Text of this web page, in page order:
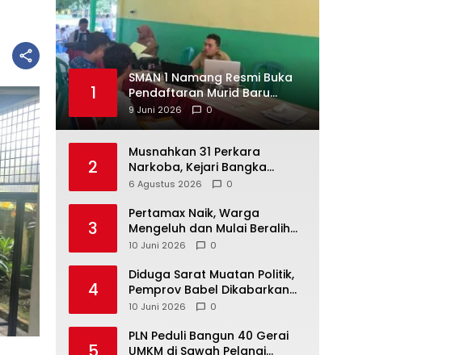
1
SMAN 1 Namang Resmi Buka
Pendaftaran Murid Baru
2026/2027
9 Juni 2026 0
2
Musnahkan 31 Perkara
Narkoba, Kejari Bangka
Tengah Tegaskan Komitmen
Tuntas
6 Agustus 2026 0
3
‎Pertamax Naik, Warga
Mengeluh dan Mulai Beralih
ke Pertalite Meski Harus Antre
10 Juni 2026 0
4
‎Diduga Sarat Muatan Politik,
Pemprov Babel Dikabarkan
Lakukan Rotasi Besar-
10 Juni 2026 0
‎PLN Peduli Bangun 40 Gerai
UMKM di Sawah Pelangi